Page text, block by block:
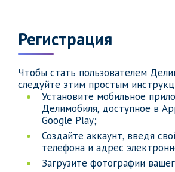
Регистрация
Чтобы стать пользователем
следуйте этим простым
Установите мобильное
Делимобиля, доступное в
Google Play;
Создайте аккаунт, введя
телефона и адрес
Загрузите фотографии